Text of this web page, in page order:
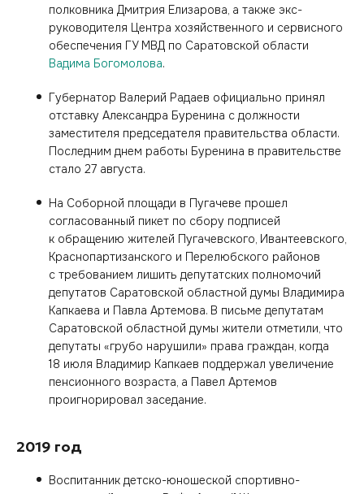
полковника Дмитрия Елизарова, а также экс-
руководителя Центра хозяйственного и сервисного
обеспечения ГУ МВД по Саратовской области
Вадима Богомолова.
Губернатор Валерий Радаев официально принял
отставку Александра Буренина с должности
заместителя председателя правительства области.
Последним днем работы Буренина в правительстве
стало 27 августа.
На Соборной площади в Пугачеве прошел
согласованный пикет по сбору подписей
к обращению жителей Пугачевского, Ивантеевского,
Краснопартизанского и Перелюбского районов
с требованием лишить депутатских полномочий
депутатов Саратовской областной думы Владимира
Капкаева и Павла Артемова. В письме депутатам
Саратовской областной думы жители отметили, что
депутаты «грубо нарушили» права граждан, когда
18 июля Владимир Капкаев поддержал увеличение
пенсионного возраста, а Павел Артемов
проигнорировал заседание.
2019 год
Воспитанник детско-юношеской спортивно-